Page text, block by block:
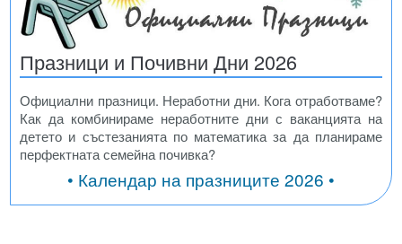
Празници и Почивни Дни 2026
Официални празници. Неработни дни. Кога отработваме?
Как да комбинираме неработните дни с ваканцията на
детето и състезанията по математика за да планираме
перфектната семейна почивка?
• Календар на празниците 2026 •